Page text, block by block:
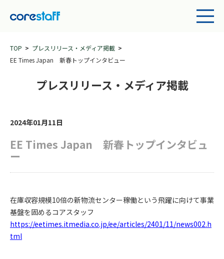
TOP
プレスリリース・メディア掲載
EE Times Japan 新春トップインタビュー
プレスリリース・メディア掲載
2024年01月11日
EE Times Japan 新春トップインタビュ
ー
在庫収容規模10倍の新物流センター稼働という飛躍に向けて事業
基盤を固めるコアスタッフ
https://eetimes.itmedia.co.jp/ee/articles/2401/11/news002.h
tml